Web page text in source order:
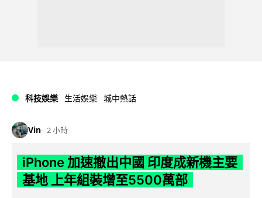
科技娛樂 生活娛樂 城中熱話
Vin 2 小時
iPhone 加速撤出中國 印度成新機主要
基地 上年組裝增至5500萬部